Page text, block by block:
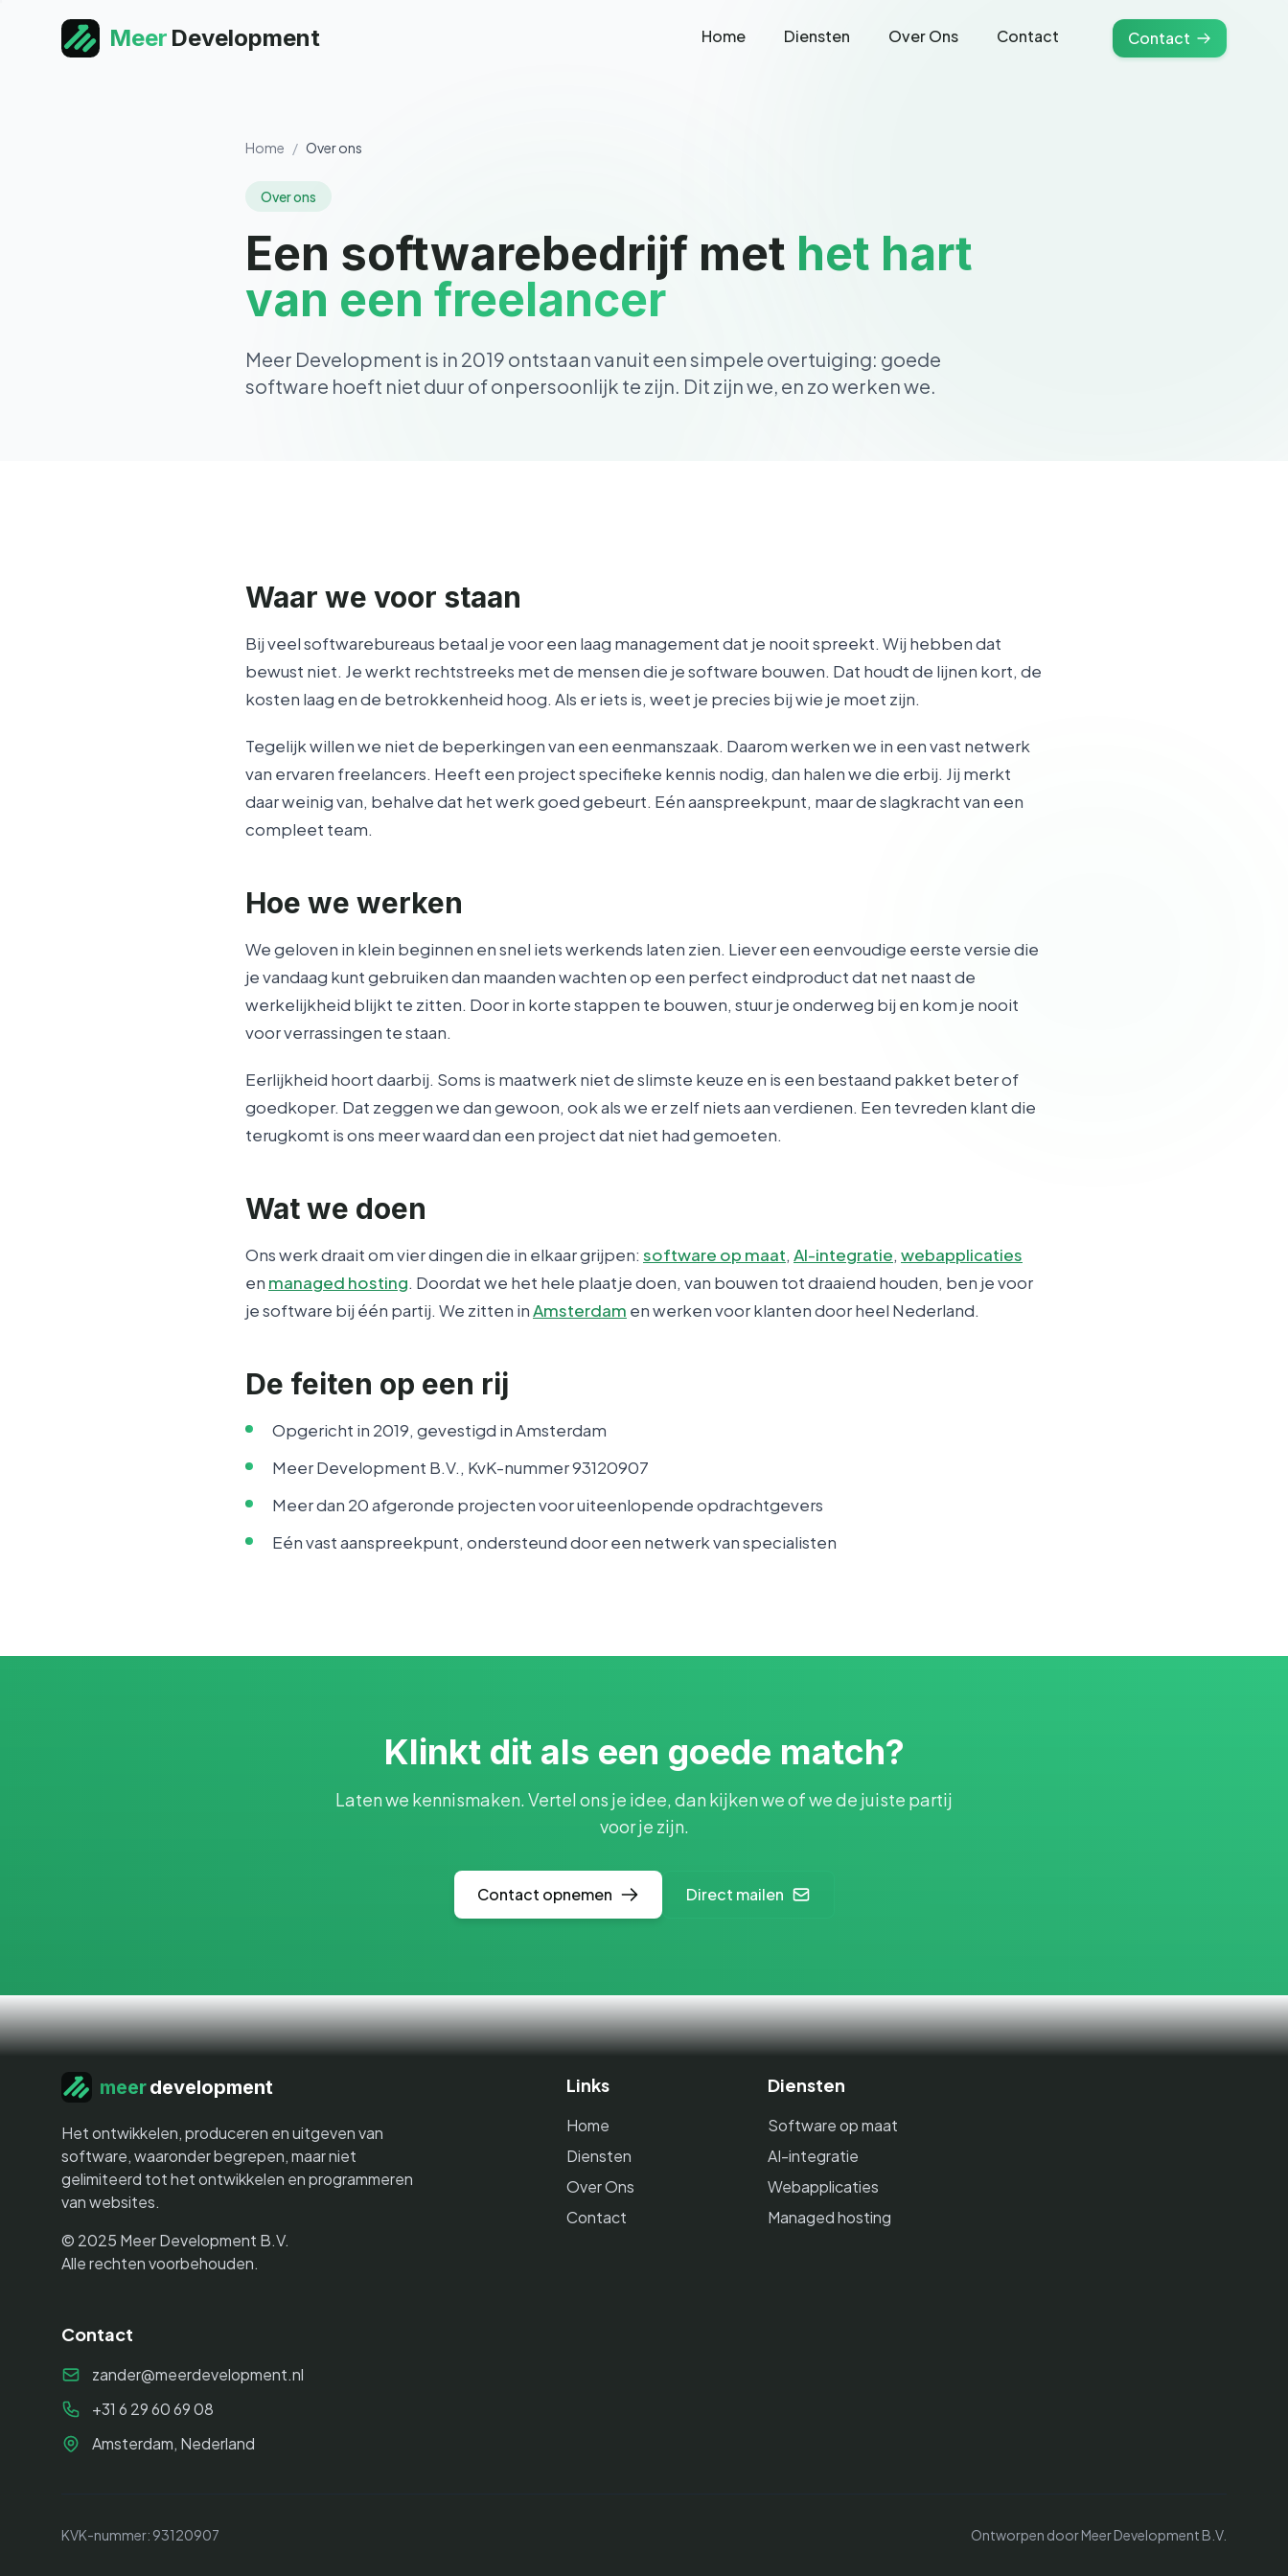
Meer Development Home Diensten Over Ons Contact Contact
Home / Over ons
Over ons
Een softwarebedrijf met het hart
van een freelancer
Meer Development is in 2019 ontstaan vanuit een simpele overtuiging: goede
software hoeft niet duur of onpersoonlijk te zijn. Dit zijn we, en zo werken we.
Waar we voor staan
Bij veel softwarebureaus betaal je voor een laag management dat je nooit spreekt. Wij hebben dat
bewust niet. Je werkt rechtstreeks met de mensen die je software bouwen. Dat houdt de lijnen kort, de
kosten laag en de betrokkenheid hoog. Als er iets is, weet je precies bij wie je moet zijn.
Tegelijk willen we niet de beperkingen van een eenmanszaak. Daarom werken we in een vast netwerk
van ervaren freelancers. Heeft een project specifieke kennis nodig, dan halen we die erbij. Jij merkt
daar weinig van, behalve dat het werk goed gebeurt. Eén aanspreekpunt, maar de slagkracht van een
compleet team.
Hoe we werken
We geloven in klein beginnen en snel iets werkends laten zien. Liever een eenvoudige eerste versie die
je vandaag kunt gebruiken dan maanden wachten op een perfect eindproduct dat net naast de
werkelijkheid blijkt te zitten. Door in korte stappen te bouwen, stuur je onderweg bij en kom je nooit
voor verrassingen te staan.
Eerlijkheid hoort daarbij. Soms is maatwerk niet de slimste keuze en is een bestaand pakket beter of
goedkoper. Dat zeggen we dan gewoon, ook als we er zelf niets aan verdienen. Een tevreden klant die
terugkomt is ons meer waard dan een project dat niet had gemoeten.
Wat we doen
Ons werk draait om vier dingen die in elkaar grijpen: software op maat, AI-integratie, webapplicaties
en managed hosting. Doordat we het hele plaatje doen, van bouwen tot draaiend houden, ben je voor
je software bij één partij. We zitten inAmsterdam en werken voor klanten door heel Nederland.
De feiten op een rij
Opgericht in 2019, gevestigd in Amsterdam
Meer Development B.V., KvK-nummer 93120907
Meer dan 20 afgeronde projecten voor uiteenlopende opdrachtgevers
Eén vast aanspreekpunt, ondersteund door een netwerk van specialisten
Klinkt dit als een goede match?
Laten we kennismaken. Vertel ons je idee, dan kijken we of we de juiste partij
voor je zijn.
Contact opnemen Direct mailen
meerdevelopment
Het ontwikkelen, produceren en uitgeven van
software, waaronder begrepen, maar niet
gelimiteerd tot het ontwikkelen en programmeren
van websites.
© 2025 Meer Development B.V.
Alle rechten voorbehouden.
Links
Home
Diensten
Over Ons
Contact
Diensten
Software op maat
AI-integratie
Webapplicaties
Managed hosting
Contact
zander@meerdevelopment.nl
+31 6 29 60 69 08
Amsterdam, Nederland
KVK-nummer: 93120907 Ontworpen door Meer Development B.V.